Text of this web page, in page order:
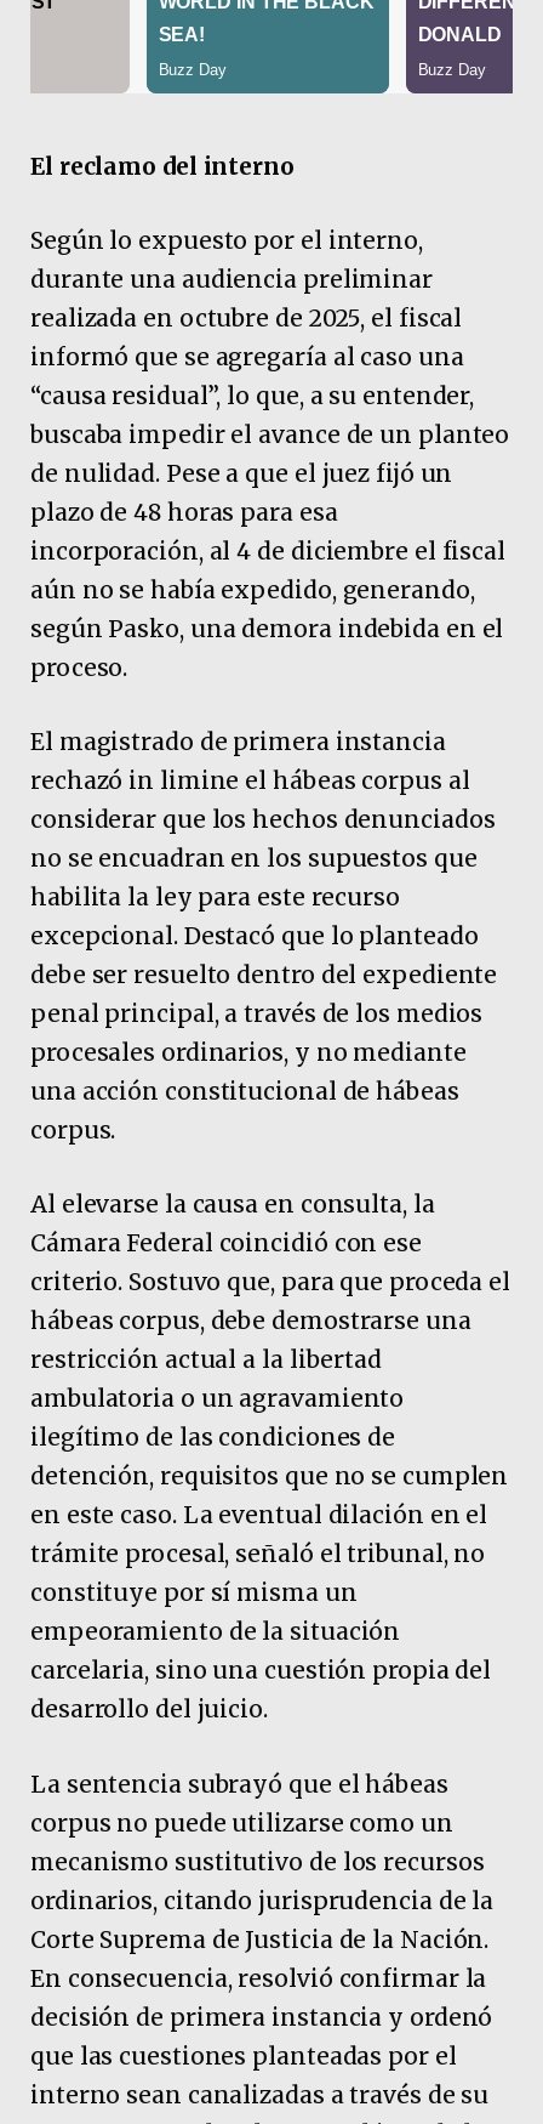
El reclamo del interno
Según lo expuesto por el interno,
durante una audiencia preliminar
realizada en octubre de 2025, el fiscal
informó que se agregaría al caso una
“causa residual”, lo que, a su entender,
buscaba impedir el avance de un planteo
de nulidad. Pese a que el juez fijó un
plazo de 48 horas para esa
incorporación, al 4 de diciembre el fiscal
aún no se había expedido, generando,
según Pasko, una demora indebida en el
proceso.
El magistrado de primera instancia
rechazó in limine el hábeas corpus al
considerar que los hechos denunciados
no se encuadran en los supuestos que
habilita la ley para este recurso
excepcional. Destacó que lo planteado
debe ser resuelto dentro del expediente
penal principal, a través de los medios
procesales ordinarios, y no mediante
una acción constitucional de hábeas
corpus.
Al elevarse la causa en consulta, la
Cámara Federal coincidió con ese
criterio. Sostuvo que, para que proceda el
hábeas corpus, debe demostrarse una
restricción actual a la libertad
ambulatoria o un agravamiento
ilegítimo de las condiciones de
detención, requisitos que no se cumplen
en este caso. La eventual dilación en el
trámite procesal, señaló el tribunal, no
constituye por sí misma un
empeoramiento de la situación
carcelaria, sino una cuestión propia del
desarrollo del juicio.
La sentencia subrayó que el hábeas
corpus no puede utilizarse como un
mecanismo sustitutivo de los recursos
ordinarios, citando jurisprudencia de la
Corte Suprema de Justicia de la Nación.
En consecuencia, resolvió confirmar la
decisión de primera instancia y ordenó
que las cuestiones planteadas por el
interno sean canalizadas a través de su